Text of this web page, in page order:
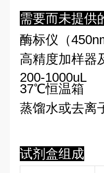
需要而未提供
酶标仪（
高精度加样器
200-1000uL
37℃恒温箱
蒸馏水或去离
试剂盒组成